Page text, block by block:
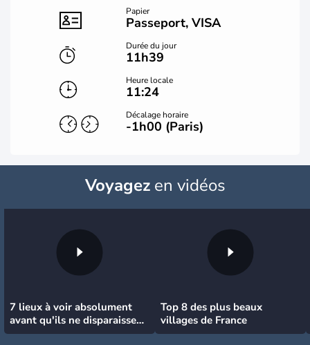
Papier
Passeport, VISA
Durée du jour
11h39
Heure locale
11:24
Décalage horaire
-1h00 (Paris)
Voyagezen vidéos
7 lieux à voir absolument
avant qu'ils ne disparaissent
!
Top 8 des plus beaux
villages de France